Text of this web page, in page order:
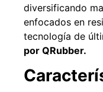
diversificando
enfocados en
tecnología de
por QRubber.